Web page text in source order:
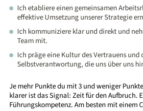
Ich etabliere einen gemeinsamen
effektive Umsetzung unserer Strategie
Ich kommuniziere klar und direkt und
Team mit.
Ich präge eine Kultur des Vertrauens und
Selbstverantwortung, die uns über uns
Je mehr Punkte du mit 3 und weniger
klarer ist das Signal: Zeit für den Aufbruch.
Führungskompetenz. Am besten mit einem